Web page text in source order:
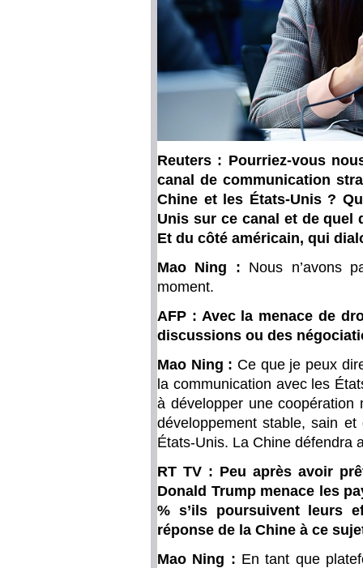
Reuters : Pourriez-vous
canal de communication
Chine et les États-Unis ?
Unis sur ce canal et de quel
Et du côté américain, qui
Mao Ning : Nous n’avons
moment.
AFP : Avec la menace de
discussions ou des
Mao Ning : Ce que je peux
la communication avec les
à développer une coopération
développement stable, sain
États-Unis. La Chine défendra
RT TV : Peu après avoir
Donald Trump menace les
% s’ils poursuivent leurs
réponse de la Chine à ce
Mao Ning : En tant que